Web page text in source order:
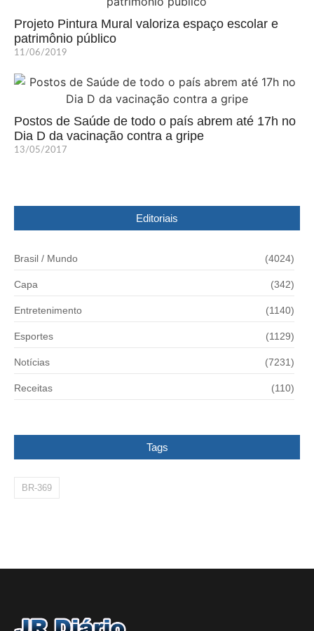
Projeto Pintura Mural valoriza espaço escolar e
patrimônio público
11/06/2019
Postos de Saúde de todo o país abrem até 17h no
Dia D da vacinação contra a gripe
13/05/2017
Editoriais
Brasil / Mundo (4024)
Capa (342)
Entretenimento (1140)
Esportes (1129)
Notícias (7231)
Receitas (110)
Tags
BR-369